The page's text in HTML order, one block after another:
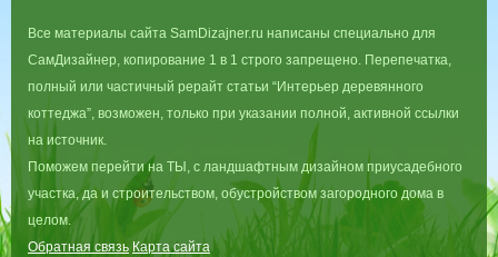
Все материалы сайта SamDizajner.ru написаны специально для
СамДизайнер, копирование 1 в 1 строго запрещено. Перепечатка,
полный или частичный рерайт статьи “Интерьер деревянного
коттеджа”, возможен, только при указании полной, активной ссылки
на источник.
Поможем перейти на ТЫ, с ландшафтным дизайном приусадебного
участка, да и строительством, обустройством загородного дома в
целом.
Обратная связь Карта сайта